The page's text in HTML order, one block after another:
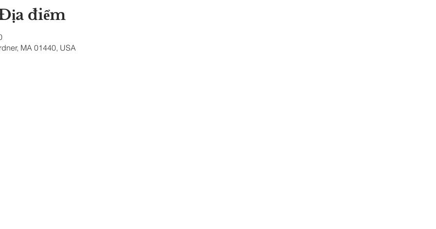
điểm
MA 01440, USA